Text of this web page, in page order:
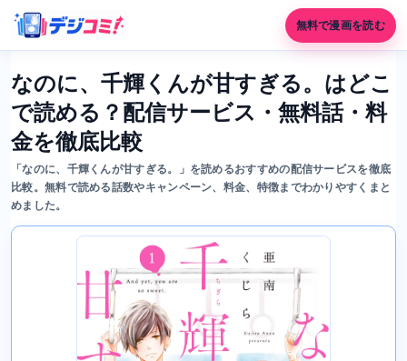
無料で漫画を読む
なのに、千輝くんが甘すぎる。はどこ
で読める？配信サービス・無料話・料
金を徹底比較
「なのに、千輝くんが甘すぎる。」を読めるおすすめの配信サービスを徹底
比較。無料で読める話数やキャンペーン、料金、特徴までわかりやすくまと
めました。